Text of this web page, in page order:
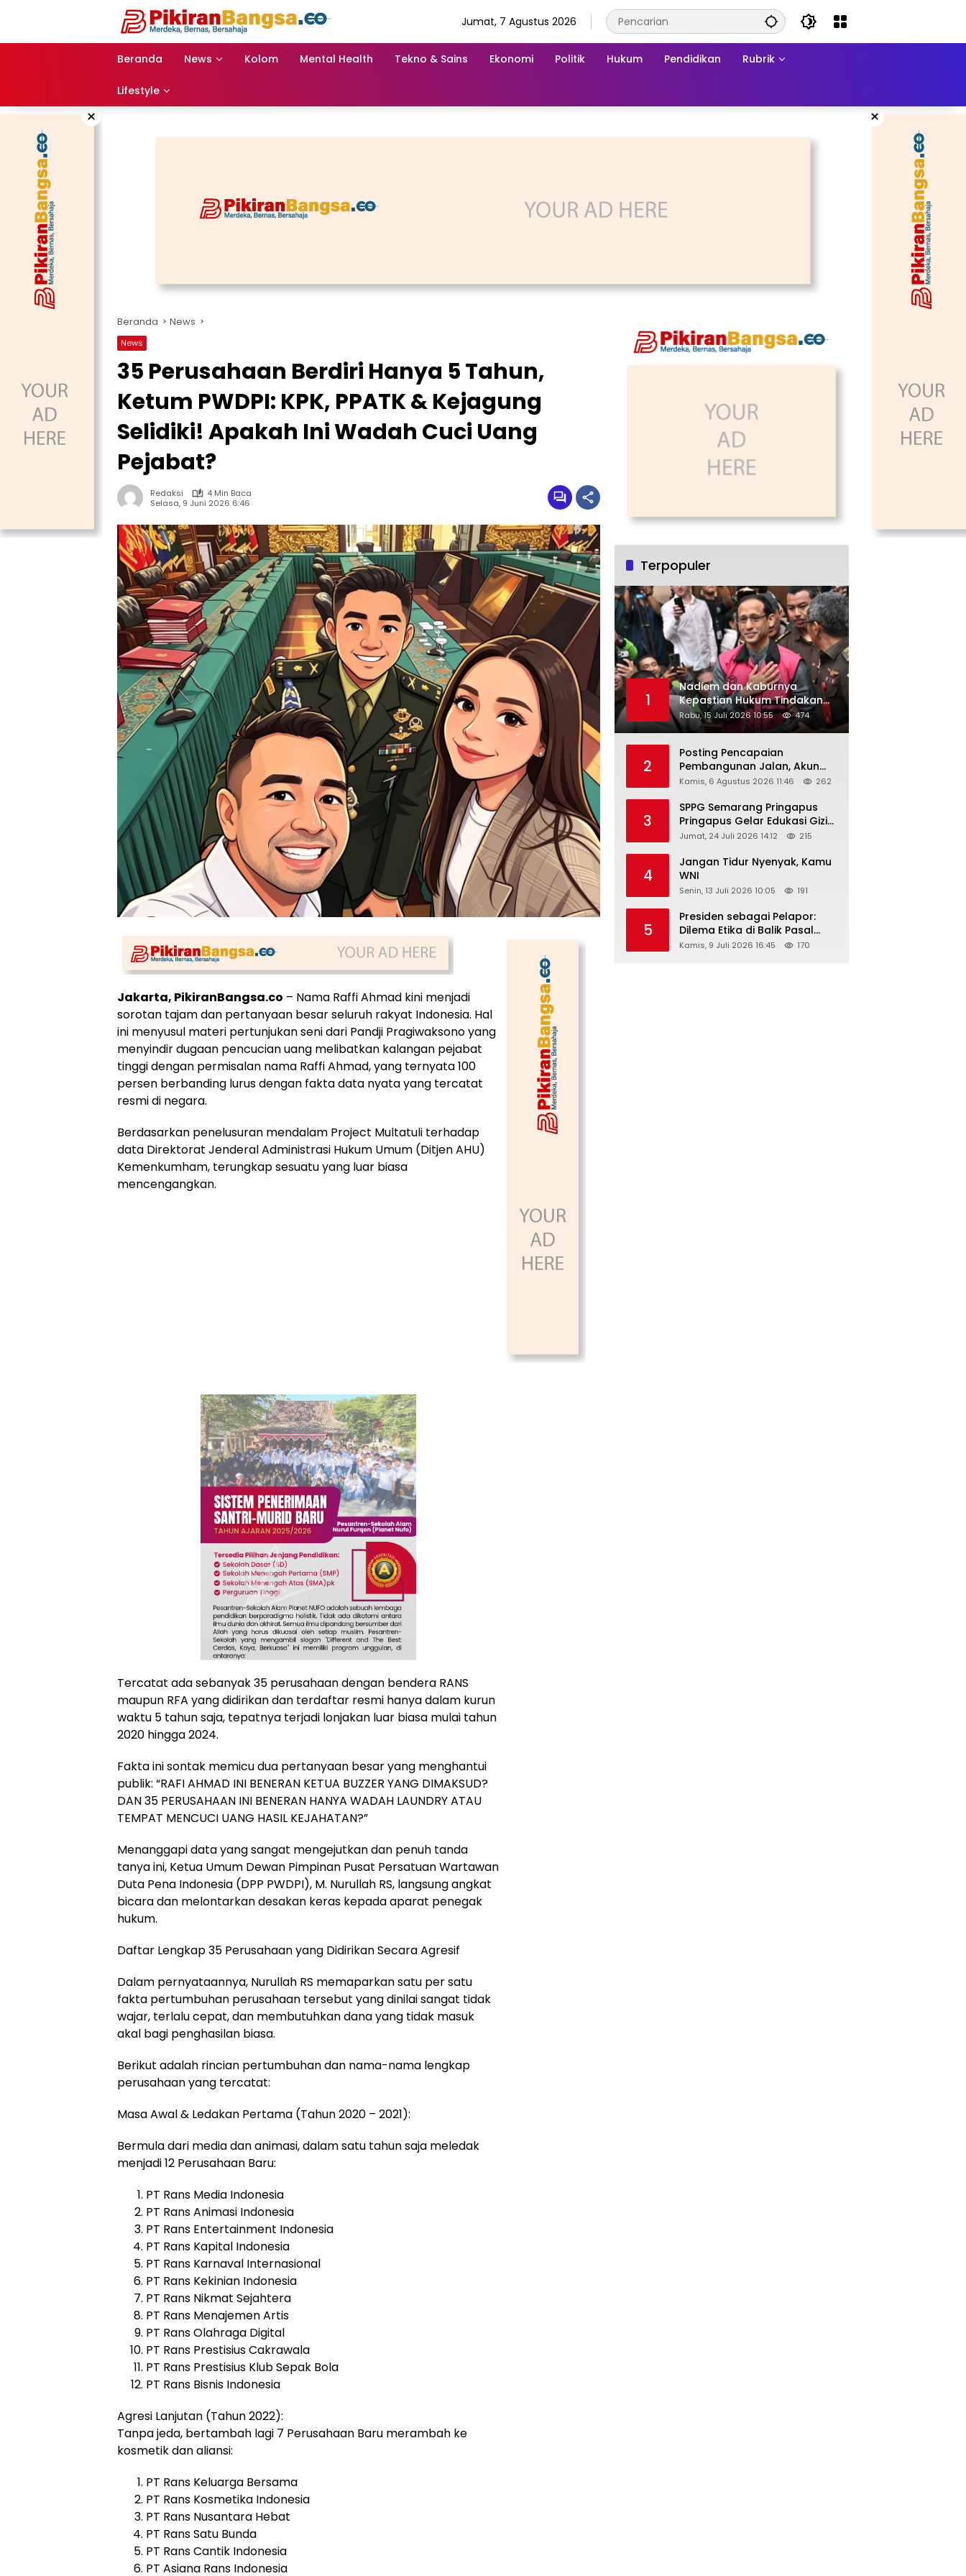
Jumat, 7 Agustus 2026
Beranda News Kolom Mental Health Tekno & Sains Ekonomi Politik Hukum Pendidikan Rubrik
Lifestyle
× ×
Beranda News
News
35 Perusahaan Berdiri Hanya 5 Tahun,
Ketum PWDPI: KPK, PPATK & Kejagung
Selidiki! Apakah Ini Wadah Cuci Uang
Pejabat?
Redaksi
4 Min Baca
Selasa, 9 Juni 2026 6:46
Jakarta, PikiranBangsa.co – Nama Raffi Ahmad kini menjadi
sorotan tajam dan pertanyaan besar seluruh rakyat Indonesia. Hal
ini menyusul materi pertunjukan seni dari Pandji Pragiwaksono yang
menyindir dugaan pencucian uang melibatkan kalangan pejabat
tinggi dengan permisalan nama Raffi Ahmad, yang ternyata 100
persen berbanding lurus dengan fakta data nyata yang tercatat
resmi di negara.
Berdasarkan penelusuran mendalam Project Multatuli terhadap
data Direktorat Jenderal Administrasi Hukum Umum (Ditjen AHU)
Kemenkumham, terungkap sesuatu yang luar biasa
mencengangkan.
Tercatat ada sebanyak 35 perusahaan dengan bendera RANS
maupun RFA yang didirikan dan terdaftar resmi hanya dalam kurun
waktu 5 tahun saja, tepatnya terjadi lonjakan luar biasa mulai tahun
2020 hingga 2024.
Fakta ini sontak memicu dua pertanyaan besar yang menghantui
publik: “RAFI AHMAD INI BENERAN KETUA BUZZER YANG DIMAKSUD?
DAN 35 PERUSAHAAN INI BENERAN HANYA WADAH LAUNDRY ATAU
TEMPAT MENCUCI UANG HASIL KEJAHATAN?”
Menanggapi data yang sangat mengejutkan dan penuh tanda
tanya ini, Ketua Umum Dewan Pimpinan Pusat Persatuan Wartawan
Duta Pena Indonesia (DPP PWDPI), M. Nurullah RS, langsung angkat
bicara dan melontarkan desakan keras kepada aparat penegak
hukum.
Daftar Lengkap 35 Perusahaan yang Didirikan Secara Agresif
Dalam pernyataannya, Nurullah RS memaparkan satu per satu
fakta pertumbuhan perusahaan tersebut yang dinilai sangat tidak
wajar, terlalu cepat, dan membutuhkan dana yang tidak masuk
akal bagi penghasilan biasa.
Berikut adalah rincian pertumbuhan dan nama-nama lengkap
perusahaan yang tercatat:
Masa Awal & Ledakan Pertama (Tahun 2020 – 2021):
Bermula dari media dan animasi, dalam satu tahun saja meledak
menjadi 12 Perusahaan Baru:
PT Rans Media Indonesia
PT Rans Animasi Indonesia
PT Rans Entertainment Indonesia
PT Rans Kapital Indonesia
PT Rans Karnaval Internasional
PT Rans Kekinian Indonesia
PT Rans Nikmat Sejahtera
PT Rans Menajemen Artis
PT Rans Olahraga Digital
PT Rans Prestisius Cakrawala
PT Rans Prestisius Klub Sepak Bola
PT Rans Bisnis Indonesia
Agresi Lanjutan (Tahun 2022):
Tanpa jeda, bertambah lagi 7 Perusahaan Baru merambah ke
kosmetik dan aliansi:
PT Rans Keluarga Bersama
PT Rans Kosmetika Indonesia
PT Rans Nusantara Hebat
PT Rans Satu Bunda
PT Rans Cantik Indonesia
PT Asiana Rans Indonesia
Terpopuler
1
Nadiem dan Kaburnya
Kepastian Hukum Tindakan
Pejabat Publik
Rabu, 15 Juli 2026 10:55 474
2
Posting Pencapaian
Pembangunan Jalan, Akun
Facebook Pemerintah
“Dirujak” Warganet
Kamis, 6 Agustus 2026 11:46 262
3
SPPG Semarang Pringapus
Pringapus Gelar Edukasi Gizi
di PAUD Bina Balita Peringati
Jumat, 24 Juli 2026 14:12 215
4
Jangan Tidur Nyenyak, Kamu
WNI
Senin, 13 Juli 2026 10:05 191
5
Presiden sebagai Pelapor:
Dilema Etika di Balik Pasal
218–220 KUHP
Kamis, 9 Juli 2026 16:45 170